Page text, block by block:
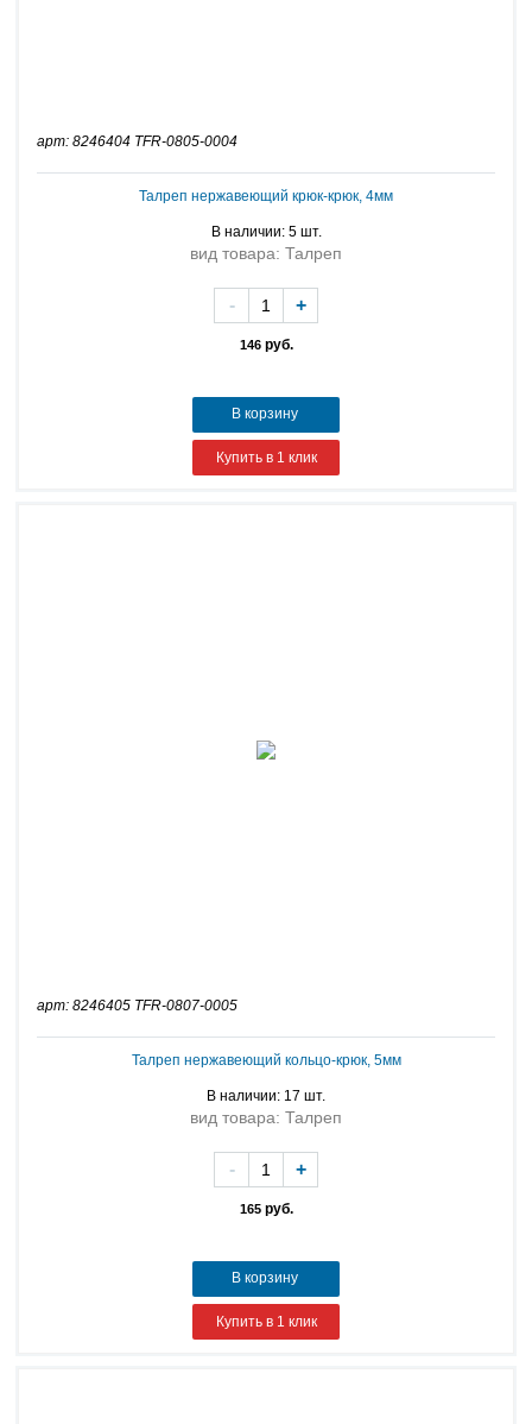
арт: 8246404 TFR-0805-0004
Талреп нержавеющий крюк-крюк, 4мм
В наличии: 5 шт.
вид товара: Талреп
146руб.
- +
В корзину
Купить в 1 клик
арт: 8246405 TFR-0807-0005
Талреп нержавеющий кольцо-крюк, 5мм
В наличии: 17 шт.
вид товара: Талреп
165руб.
- +
В корзину
Купить в 1 клик